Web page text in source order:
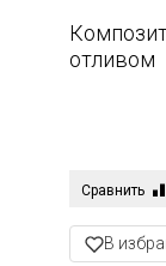
отливом
Сравнить
В